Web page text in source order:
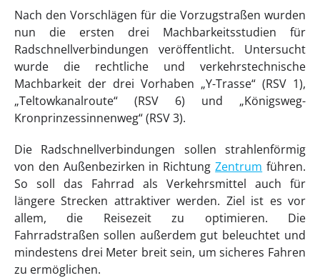
Nach den Vorschlägen für die Vorzugstraßen wurden
nun die ersten drei Machbarkeitsstudien für
Radschnellverbindungen veröffentlicht. Untersucht
wurde die rechtliche und verkehrstechnische
Machbarkeit der drei Vorhaben „Y-Trasse“ (RSV 1),
„Teltowkanalroute“ (RSV 6) und „Königsweg-
Kronprinzessinnenweg“ (RSV 3).
Die Radschnellverbindungen sollen strahlenförmig
von den Außenbezirken in RichtungZentrum führen.
So soll das Fahrrad als Verkehrsmittel auch für
längere Strecken attraktiver werden. Ziel ist es vor
allem, die Reisezeit zu optimieren. Die
Fahrradstraßen sollen außerdem gut beleuchtet und
mindestens drei Meter breit sein, um sicheres Fahren
zu ermöglichen.